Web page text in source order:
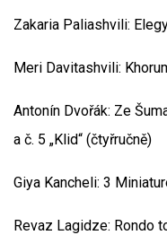
Zakaria Paliashvili:
Meri Davitashvili:
Antonín Dvořák: Ze
a č. 5 „Klid“ (čtyřručně)
Giya Kancheli: 3
Revaz Lagidze: Rondo